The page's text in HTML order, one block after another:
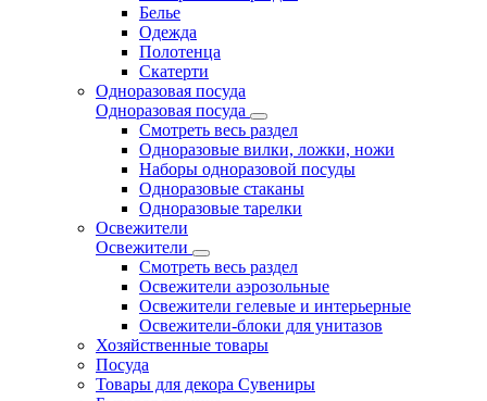
Белье
Одежда
Полотенца
Скатерти
Одноразовая посуда
Одноразовая посуда
Смотреть весь раздел
Одноразовые вилки, ложки, ножи
Наборы одноразовой посуды
Одноразовые стаканы
Одноразовые тарелки
Освежители
Освежители
Смотреть весь раздел
Освежители аэрозольные
Освежители гелевые и интерьерные
Освежители-блоки для унитазов
Хозяйственные товары
Посуда
Товары для декора Сувениры